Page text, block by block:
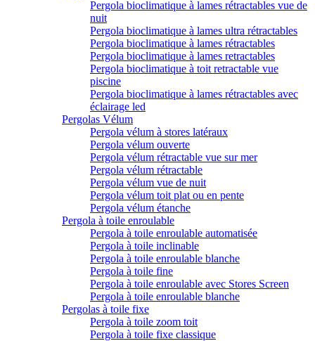
Pergola bioclimatique à lames rétractables vue de
nuit
Pergola bioclimatique à lames ultra rétractables
Pergola bioclimatique à lames rétractables
Pergola bioclimatique à lames retractables
Pergola bioclimatique à toit retractable vue
piscine
Pergola bioclimatique à lames rétractables avec
éclairage led
Pergolas Vélum
Pergola vélum à stores latéraux
Pergola vélum ouverte
Pergola vélum rétractable vue sur mer
Pergola vélum rétractable
Pergola vélum vue de nuit
Pergola vélum toit plat ou en pente
Pergola vélum étanche
Pergola à toile enroulable
Pergola à toile enroulable automatisée
Pergola à toile inclinable
Pergola à toile enroulable blanche
Pergola à toile fine
Pergola à toile enroulable avec Stores Screen
Pergola à toile enroulable blanche
Pergolas à toile fixe
Pergola à toile zoom toit
Pergola à toile fixe classique